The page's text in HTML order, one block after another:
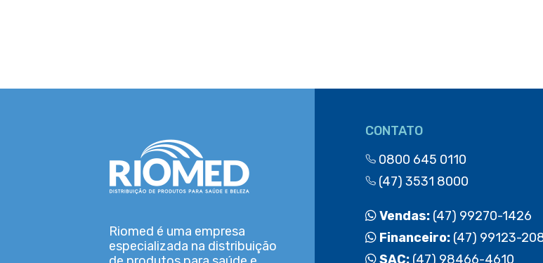
Riomed é uma empresa
especializada na distribuição
CONTATO
0800 645 0110
(47) 3531 8000
Vendas: (47) 99270-1426
Financeiro: (47) 99123-
SAC: (47) 98466-4610